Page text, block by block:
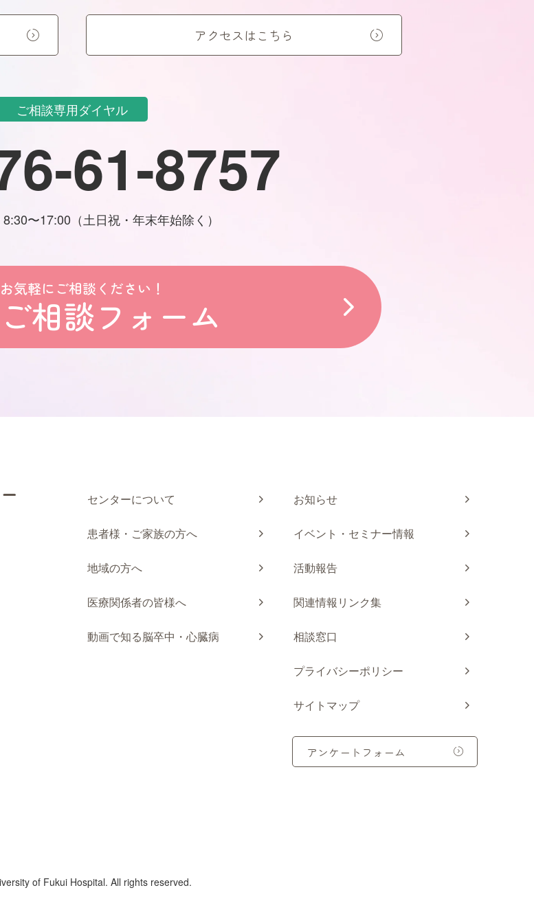
アクセスはこちら
ご相談専用ダイヤル
61-8757
〜17:00（土日祝・年末年始除く）
お気軽にご相談ください！
ご相談フォーム
センターについて
患者様・ご家族の方へ
地域の方へ
医療関係者の皆様へ
動画で知る脳卒中・心臓病
お知らせ
イベント・セミナー情報
活動報告
関連情報リンク集
相談窓口
プライバシーポリシー
サイトマップ
アンケートフォーム
of Fukui Hospital. All rights reserved.